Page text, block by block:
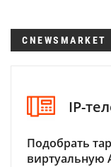
CNEWSMARKET
IP-
Подобрать
виртуальную